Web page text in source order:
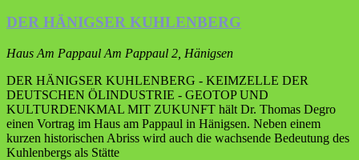
DER HÄNIGSER KUHLENBERG
Haus Am Pappaul Am Pappaul 2, Hänigsen
DER HÄNIGSER KUHLENBERG - KEIMZELLE DER
DEUTSCHEN ÖLINDUSTRIE - GEOTOP UND
KULTURDENKMAL MIT ZUKUNFT hält Dr. Thomas Degro
einen Vortrag im Haus am Pappaul in Hänigsen. Neben einem
kurzen historischen Abriss wird auch die wachsende Bedeutung des
Kuhlenbergs als Stätte